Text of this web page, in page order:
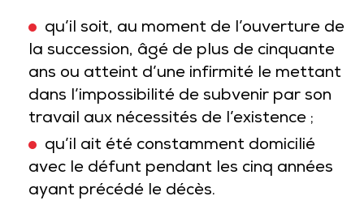
qu’il soit, au moment de l’ouverture de
la succession, âgé de plus de cinquante
ans ou atteint d’une infirmité le mettant
dans l’impossibilité de subvenir par son
travail aux nécessités de l’existence ;
qu’il ait été constamment domicilié
avec le défunt pendant les cinq années
ayant précédé le décès.